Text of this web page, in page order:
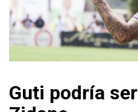
Guti podría